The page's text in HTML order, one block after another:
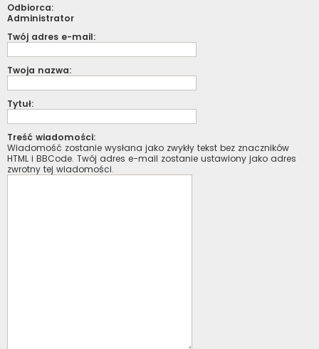
Odbiorca:
Administrator
Twój adres e-mail:
Twoja nazwa:
Tytuł:
Treść wiadomości:
Wiadomość zostanie wysłana jako zwykły tekst bez znaczników
HTML i BBCode. Twój adres e-mail zostanie ustawiony jako adres
zwrotny tej wiadomości.